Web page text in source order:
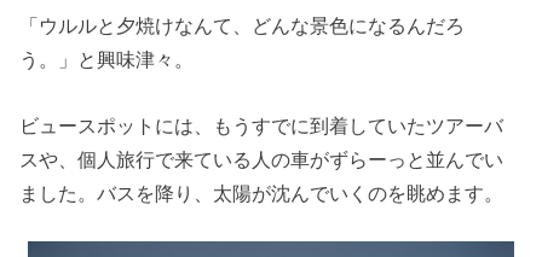
「ウルルと夕焼けなんて、どんな景色になるんだろ
う。」と興味津々。
ビュースポットには、もうすでに到着していたツアーバ
スや、個人旅行で来ている人の車がずらーっと並んでい
ました。バスを降り、太陽が沈んでいくのを眺めます。